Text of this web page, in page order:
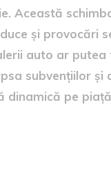
Această
și provocări
auto ar
subvențiilor
dinamică pe